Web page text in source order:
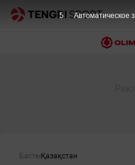
Басты Қазақстан
4 Автоматическое